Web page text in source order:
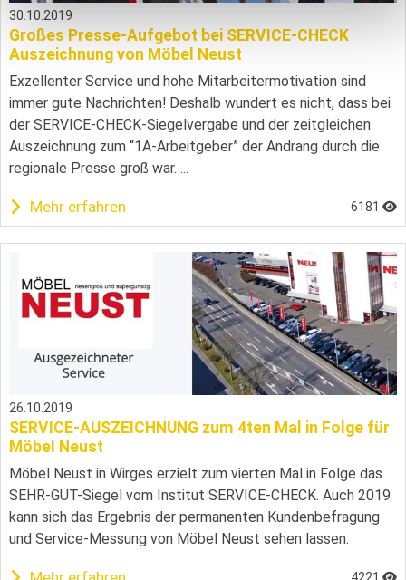
30.10.2019
Großes Presse-Aufgebot bei SERVICE-CHECK
Auszeichnung von Möbel Neust
Exzellenter Service und hohe Mitarbeitermotivation sind
immer gute Nachrichten! Deshalb wundert es nicht, dass bei
der SERVICE-CHECK-Siegelvergabe und der zeitgleichen
Auszeichnung zum “1A-Arbeitgeber” der Andrang durch die
regionale Presse groß war. ...
Mehr erfahren 6181
26.10.2019
SERVICE-AUSZEICHNUNG zum 4ten Mal in Folge für
Möbel Neust
Möbel Neust in Wirges erzielt zum vierten Mal in Folge das
SEHR-GUT-Siegel vom Institut SERVICE-CHECK. Auch 2019
kann sich das Ergebnis der permanenten Kundenbefragung
und Service-Messung von Möbel Neust sehen lassen.
4221